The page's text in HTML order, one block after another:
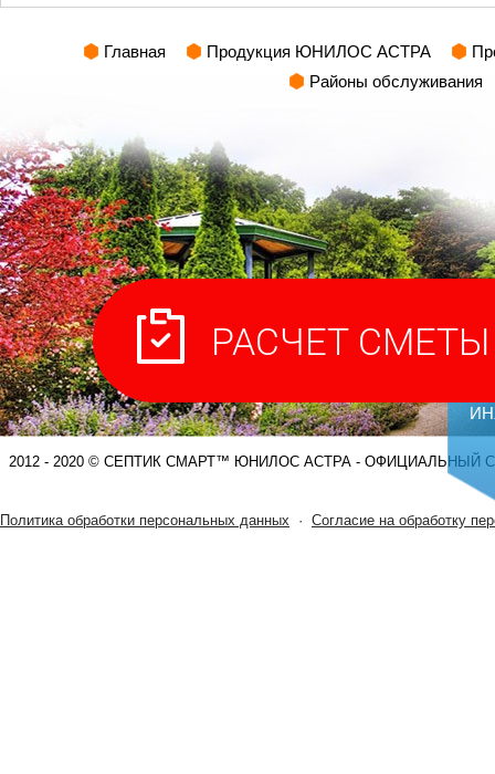
Главная Продукция ЮНИЛОС АСТРА
Районы обслуживания
2012 - 2020 © СЕПТИК СМАРТ™ ЮНИЛОС АСТРА - ОФИЦИАЛЬНЫЙ
Политика обработки персональных данных · Согласие на обработку